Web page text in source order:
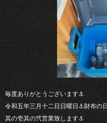
毎度ありがとうございます⚓︎
令和五年三月十二日日曜日⚓︎財布の
其の壱其の弐営業致します⚓︎